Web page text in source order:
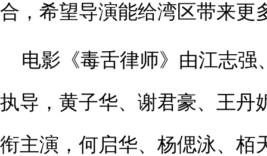
合，希望导演能给湾区带来更
电影《毒舌律师》由江志强
执导，黄子华、谢君豪、王丹
衔主演，何启华、杨偲泳、栢